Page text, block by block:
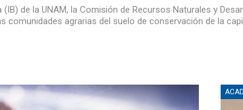
de la UNAM, la Comisión de Recursos Naturales y
comunidades agrarias del suelo de conservación de la